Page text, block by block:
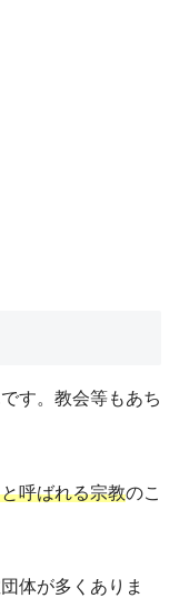
す。教会等もあち
呼ばれる宗教のこ
体が多くありま